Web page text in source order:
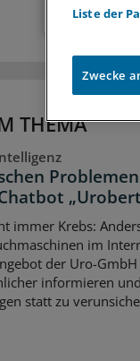
THEMA
immer Krebs:
im
der Uro-GmbH
informieren und
statt zu
Liste der
Zwecke